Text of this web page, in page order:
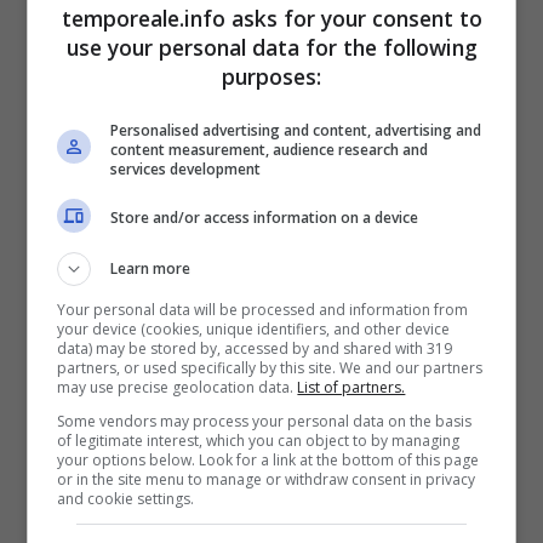
percorso formativo sia teorico che pratico,
seguiti da un ‘tutor’, che li guiderà e li
introdurrà nel mondo del lavoro.
“Si tratta, in questa prima fase, di giovani tra i
22 e i 31 anni, provenienti dal Ghana e dalla
Nigeria. – dichiara l’assessore alle Politiche
Sociali Mimma Nuzzo – Hanno buona volontà
e nutrono gratitudine nei confronti del nostro
Paese. Vogliono dare un contributo operativo
alla nostra città. Abbiamo pensato di
impegnarli, in questa prima esperienza,
presso il Cimitero Comunale, che presenta
maggiore bisogno di interventi straordinari di
temporeale.info asks for your consent to
use your personal data for the following
purposes:
Personalised advertising and content, advertising and
content measurement, audience research and
services development
Store and/or access information on a device
Learn more
Your personal data will be processed and information from
your device (cookies, unique identifiers, and other device
data) may be stored by, accessed by and shared with 319
partners, or used specifically by this site. We and our partners
may use precise geolocation data. List of partners.
Some vendors may process your personal data on the basis
of legitimate interest, which you can object to by managing
your options below. Look for a link at the bottom of this page
or in the site menu to manage or withdraw consent in privacy
and cookie settings.